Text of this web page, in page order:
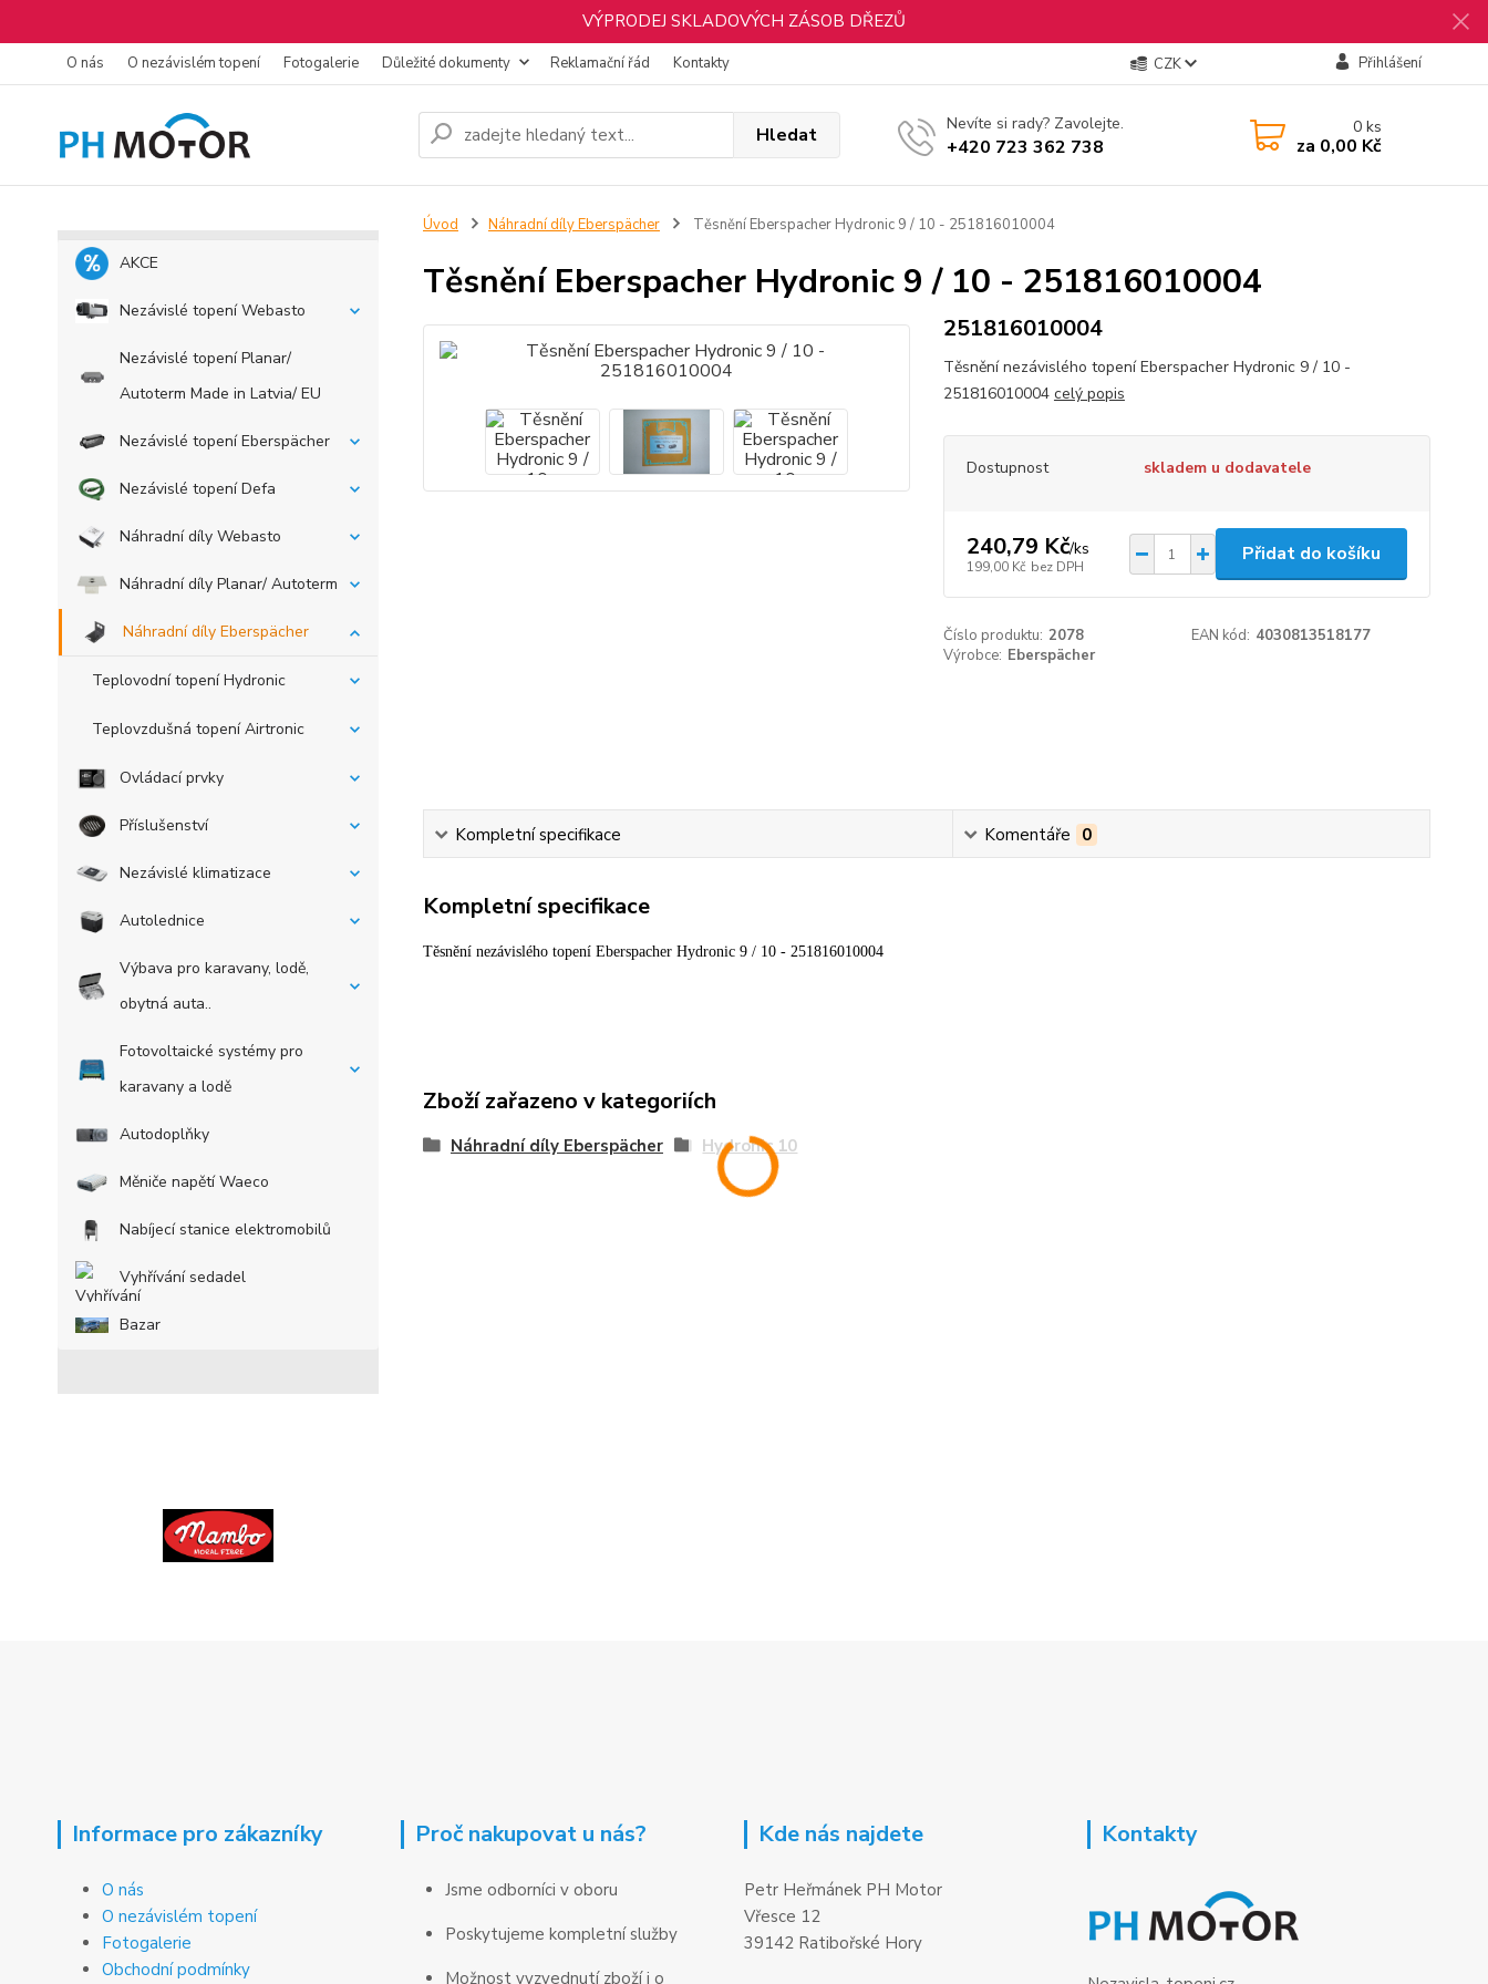
VÝPRODEJ SKLADOVÝCH ZÁSOB DŘEZŮ
O nás O nezávislém topení Fotogalerie Důležité dokumenty Reklamační řád Kontakty CZK Přihlášení
Hledat Nevíte si rady? Zavolejte.
+420 723 362 738
0ks
za 0,00 Kč
AKCE
Nezávislé topení Webasto
Nezávislé topení Planar/
Autoterm Made in Latvia/ EU
Nezávislé topení Eberspächer
Nezávislé topení Defa
Náhradní díly Webasto
Náhradní díly Planar/ Autoterm
Náhradní díly Eberspächer
Teplovodní topení Hydronic
Teplovzdušná topení Airtronic
Ovládací prvky
Příslušenství
Nezávislé klimatizace
Autolednice
Výbava pro karavany, lodě,
obytná auta..
Fotovoltaické systémy pro
karavany a lodě
Autodoplňky
Měniče napětí Waeco
Nabíjecí stanice elektromobilů
Vyhřívání sedadel
Bazar
Úvod Náhradní díly Eberspächer Těsnění Eberspacher Hydronic 9 / 10 - 251816010004
Těsnění Eberspacher Hydronic 9 / 10 - 251816010004
251816010004
Těsnění nezávislého topení Eberspacher Hydronic 9 / 10 -
251816010004 celý popis
Dostupnost skladem u dodavatele
240,79 Kč/ks
199,00 Kč bez DPH
Přidat do košíku
Číslo produktu: 2078 EAN kód: 4030813518177
Výrobce: Eberspächer
Kompletní specifikace Komentáře 0
Kompletní specifikace
Těsnění nezávislého topení Eberspacher Hydronic 9 / 10 - 251816010004
Zboží zařazeno v kategoriích
Náhradní díly Eberspächer Hydronic 10
Informace pro zákazníky
O nás
O nezávislém topení
Fotogalerie
Obchodní podmínky
Proč nakupovat u nás?
Jsme odborníci v oboru
Poskytujeme kompletní služby
Možnost vyzvednutí zboží i o
Kde nás najdete
Petr Heřmánek PH Motor
Vřesce 12
39142 Ratibořské Hory
Kontakty